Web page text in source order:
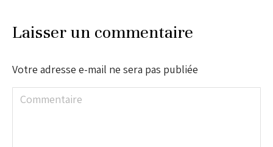
Laisser un commentaire
Votre adresse e-mail ne sera pas publiée
Commentaire